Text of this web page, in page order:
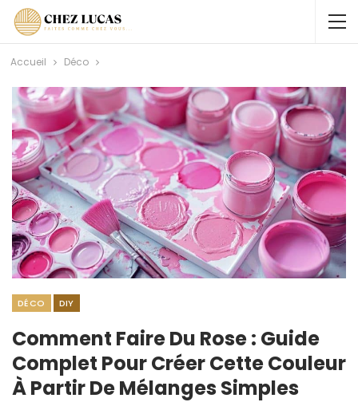
Accueil Déco
DÉCO DIY
Comment Faire Du Rose : Guide
Complet Pour Créer Cette Couleur
À Partir De Mélanges Simples